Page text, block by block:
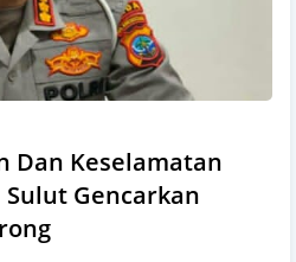
Dan Keselamatan
Gencarkan